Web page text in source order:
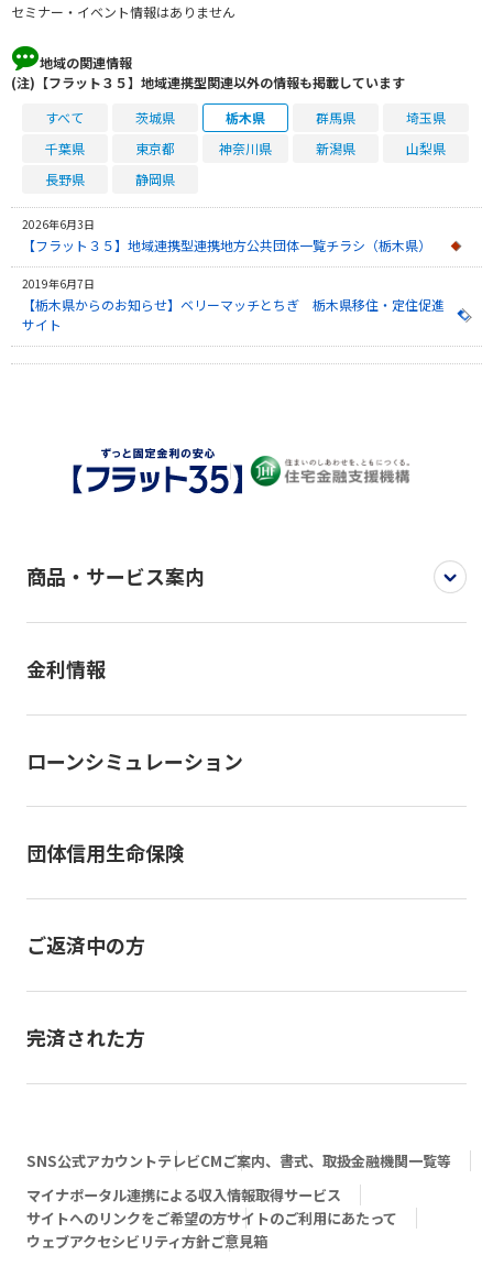
セミナー・イベント情報はありません
地域の関連情報
(注)【フラット３５】地域連携型関連以外の情報も掲載しています
すべて
茨城県 栃木県 群馬県
埼玉県
千葉県
東京都 神奈川県 新潟県
山梨県
長野県
静岡県
2026年6月3日
【フラット３５】地域連携型連携地方公共団体一覧チラシ（栃木県）
2019年6月7日
【栃木県からのお知らせ】ベリーマッチとちぎ 栃木県移住・定住促進
サイト
商品・サービス案内
金利情報
ローンシミュレーション
団体信用生命保険
ご返済中の方
完済された方
SNS公式アカウントテレビCMご案内、書式、取扱金融機関一覧等
マイナポータル連携による収入情報取得サービス
サイトへのリンクをご希望の方サイトのご利用にあたって
ウェブアクセシビリティ方針ご意見箱